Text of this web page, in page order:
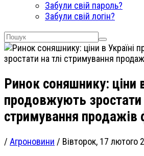
Забули свій пароль?
Забули свій логін?
Ринок соняшнику: ціни
продовжують зростати
стримування
/ Агроновини / Вівторок, 17 лютого